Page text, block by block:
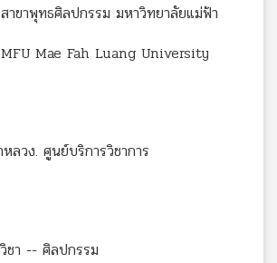
าขาพุทธศิลปกรรม มหาวิทยาลัยแม่ฟ้า
Mae Fah Luang University
ลวง. ศูนย์บริการวิชาการ
ชา -- ศิลปกรรม